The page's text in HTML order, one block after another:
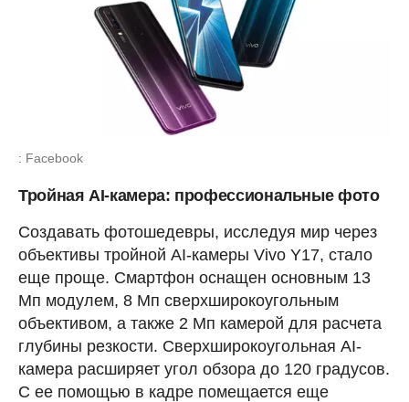
: Facebook
Тройная AI-камера: профессиональные фото
Создавать фотошедевры, исследуя мир через
объективы тройной AI-камеры Vivo Y17, стало
еще проще. Смартфон оснащен основным 13
Мп модулем, 8 Мп сверхширокоугольным
объективом, а также 2 Мп камерой для расчета
глубины резкости. Сверхширокоугольная AI-
камера расширяет угол обзора до 120 градусов.
С ее помощью в кадре помещается еще